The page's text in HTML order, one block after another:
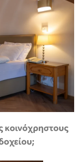
κοινόχρηστους